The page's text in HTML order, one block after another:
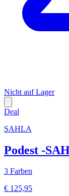
Nicht auf Lager
Deal
SAHLA
Podest -
3 Farben
€ 125,95